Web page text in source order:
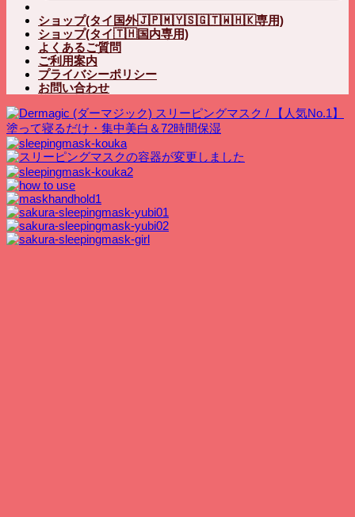
ショップ(タイ国外🇯🇵🇲🇾🇸🇬🇹🇼🇭🇰専用)
ショップ(タイ🇹🇭国内専用)
よくあるご質問
ご利用案内
プライバシーポリシー
お問い合わせ